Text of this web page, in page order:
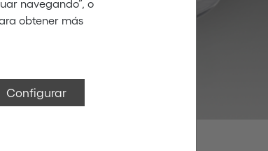
navegando”, o
obtener más
Configurar